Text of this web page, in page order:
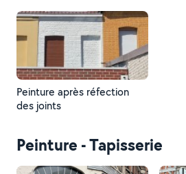
Peinture après réfection
des joints
Peinture - Tapisserie